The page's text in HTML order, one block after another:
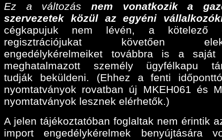
Ez a változás nem vonatkozik a
szervezetek közül az egyéni
cégkapujuk nem lévén, a kötelező
regisztrációjukat követően
engedélykérelmeiket továbbra is a
meghatalmazott személy ügyfélkapu
tudják beküldeni. (Ehhez a fenti
nyomtatványok rovatban új MKEH061 és
nyomtatványok lesznek elérhetők.)
A jelen tájékoztatóban foglaltak nem érintik
import engedélykérelmek benyújtására